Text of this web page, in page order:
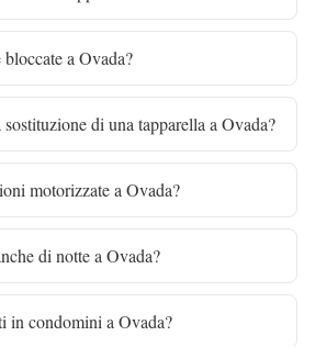
a Ovada?
di una tapparella a Ovada?
motorizzate a Ovada?
di notte a Ovada?
in condomini a Ovada?